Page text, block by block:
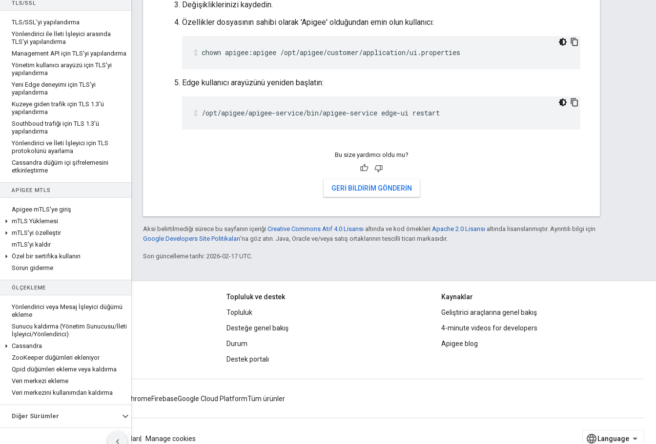
TLS/SSL
TLS/SSL'yi yapılandırma
Yönlendirici ile İleti İşleyici arasında
TLS'yi yapılandırma
Management API için TLS'yi yapılandırma
Yönetim kullanıcı arayüzü için TLS'yi
yapılandırma
Yeni Edge deneyimi için TLS'yi
yapılandırma
Kuzeye giden trafik için TLS 1 .3'ü
yapılandırma
Southboud trafiği için TLS 1 .3'ü
yapılandırma
Yönlendirici ve İleti İşleyici için TLS
protokolünü ayarlama
Cassandra düğüm içi şifrelemesini
etkinleştirme
APIGEE MTLS
Apigee mTLS'ye giriş
mTLS Yüklemesi
mTLS'yi özelleştir
mTLS'yi kaldır
Özel bir sertifika kullanın
Sorun giderme
ÖLÇEKLEME
Yönlendirici veya Mesaj İşleyici düğümü
ekleme
Sunucu kaldırma (Yönetim Sunucusu/İleti
İşleyici/Yönlendirici)
Cassandra
ZooKeeper düğümleri ekleniyor
Qpid düğümleri ekleme veya kaldırma
Veri merkezi ekleme
Veri merkezini kullanımdan kaldırma
Diğer Sürümler
Değişikliklerinizi kaydedin.
Özellikler dosyasının sahibi olarak 'Apigee' olduğundan emin olun kullanıcı:
chown apigee:apigee /opt/apigee/customer/application/ui.properties
Edge kullanıcı arayüzünü yeniden başlatın:
/opt/apigee/apigee-service/bin/apigee-service edge-ui restart
Bu size yardımcı oldu mu?
GERI BILDIRIM GÖNDERIN
Aksi belirtilmediği sürece bu sayfanın içeriği Creative Commons Atıf 4.0 Lisansı altında ve kod örnekleri Apache 2.0 Lisansı altında lisanslanmıştır. Ayrıntılı bilgi için
Google Developers Site Politikaları'na göz atın. Java, Oracle ve/veya satış ortaklarının tescilli ticari markasıdır.
Son güncelleme tarihi: 2026-02-17 UTC.
Apigee hakkında
We're part of Google
Etkinlikler
İş Ortakları
e-Kitaplar ve web yayınları
Topluluk ve destek
Topluluk
Desteğe genel bakış
Durum
Destek portalı
Kaynaklar
Geliştirici araçlarına genel bakış
4-minute videos for developers
Apigee blog
ChromeFirebaseGoogle Cloud PlatformTüm ürünler
Google Cloud şartları Manage cookies